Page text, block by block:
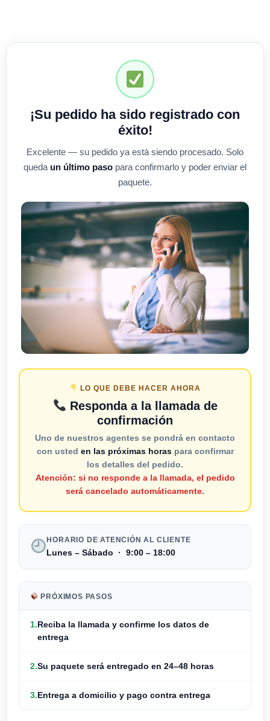
¡Su pedido ha sido registrado con
éxito!
Excelente — su pedido ya está siendo procesado. Solo
queda un último paso para confirmarlo y poder enviar el
paquete.
LO QUE DEBE HACER AHORA
Responda a la llamada de
confirmación
Uno de nuestros agentes se pondrá en contacto
con usted en las próximas horaspara confirmar
los detalles del pedido.
Atención: si no responde a la llamada, el pedido
será cancelado automáticamente.
HORARIO DE ATENCIÓN AL CLIENTE
Lunes – Sábado · 9:00 – 18:00
PRÓXIMOS PASOS
1.Reciba la llamada y confirme los datos de
entrega
2.Su paquete será entregado en 24–48 horas
3.Entrega a domicilio y pago contra entrega